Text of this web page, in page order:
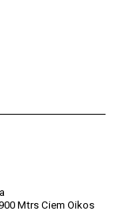
Mtrs Ciem Oikos